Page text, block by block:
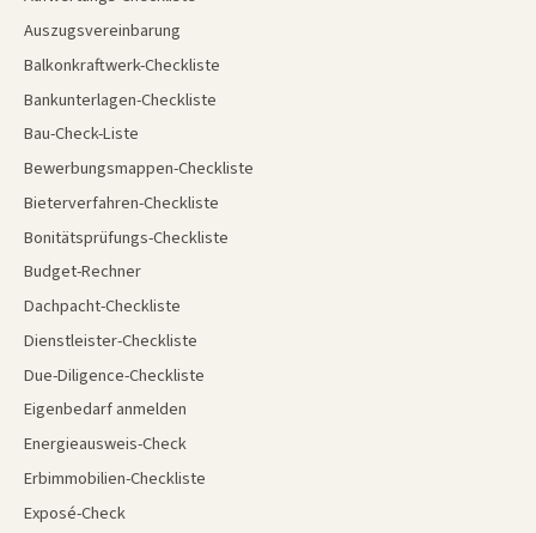
Auszugsvereinbarung
Balkonkraftwerk-Checkliste
Bankunterlagen-Checkliste
Bau-Check-Liste
Bewerbungsmappen-Checkliste
Bieterverfahren-Checkliste
Bonitätsprüfungs-Checkliste
Budget-Rechner
Dachpacht-Checkliste
Dienstleister-Checkliste
Due-Diligence-Checkliste
Eigenbedarf anmelden
Energieausweis-Check
Erbimmobilien-Checkliste
Exposé-Check